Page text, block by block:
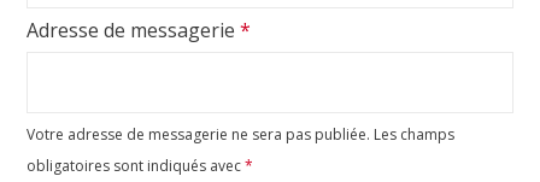
Votre adresse de messagerie ne sera pas publiée. Les champs
obligatoires sont indiqués avec*
Adresse de messagerie *